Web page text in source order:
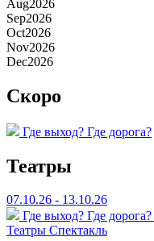
Aug2026
Sep2026
Oct2026
Nov2026
Dec2026
Скоро
Где выход? Где дорога?
Театры
07.10.26 - 13.10.26
Где выход? Где дорога?
Театры Спектакль